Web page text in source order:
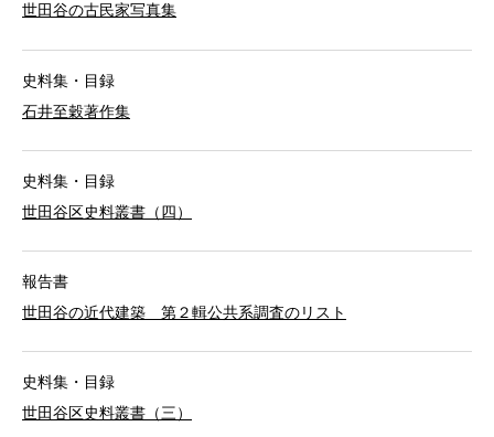
世田谷の古民家写真集
史料集・目録
石井至穀著作集
史料集・目録
世田谷区史料叢書（四）
報告書
世田谷の近代建築 第２輯公共系調査のリスト
史料集・目録
世田谷区史料叢書（三）